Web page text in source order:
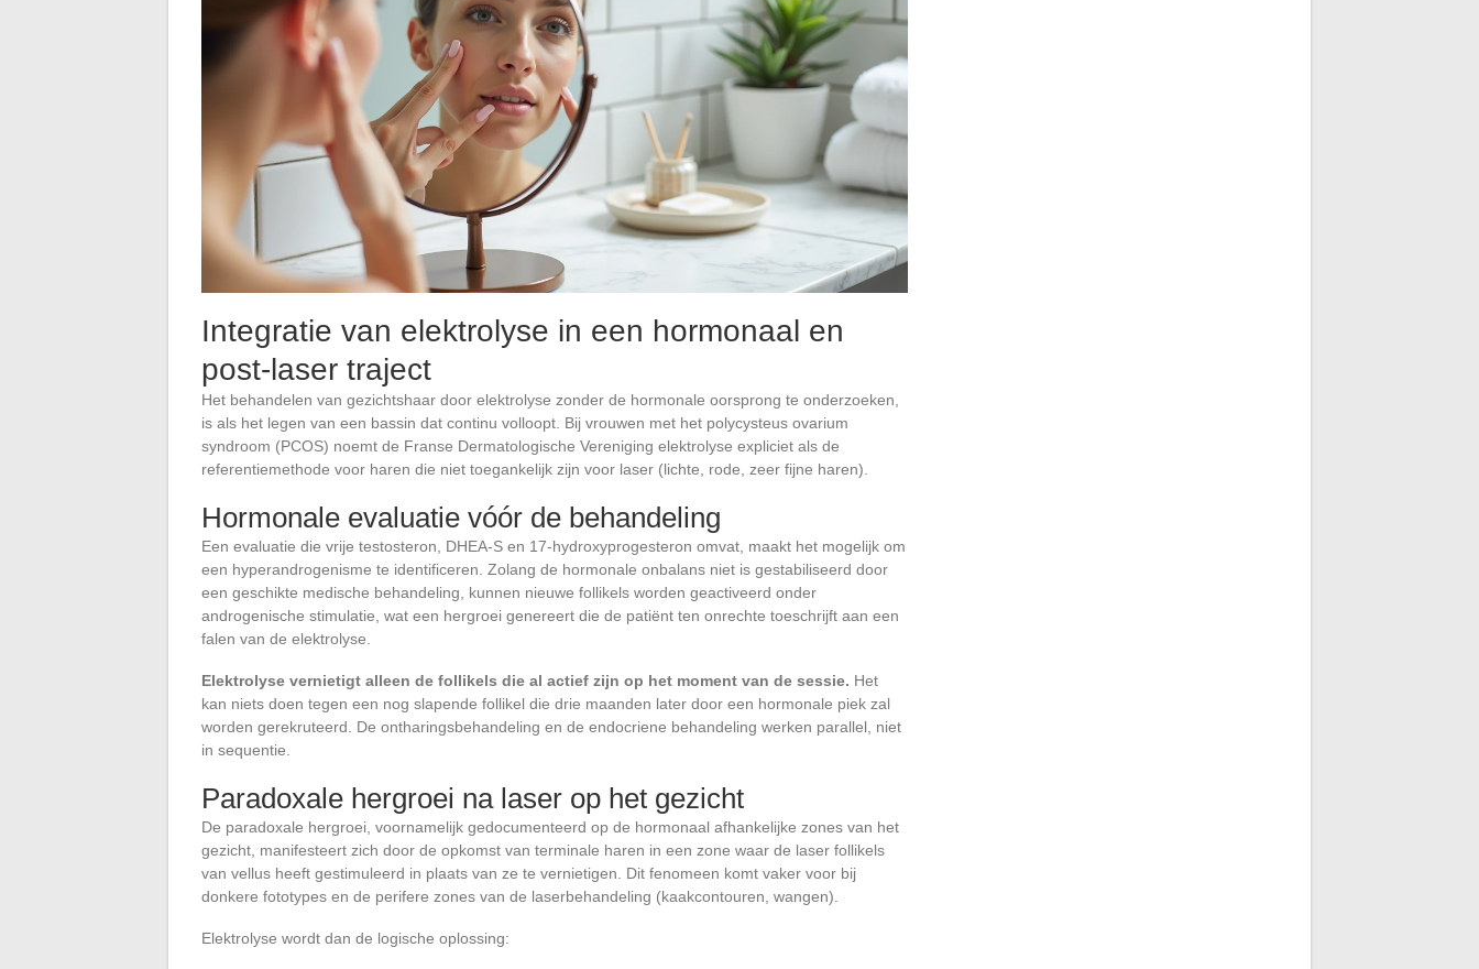
Integratie van elektrolyse in een hormonaal en
post-laser traject
Het behandelen van gezichtshaar door elektrolyse zonder de hormonale oorsprong te onderzoeken,
is als het legen van een bassin dat continu volloopt. Bij vrouwen met het polycysteus ovarium
syndroom (PCOS) noemt de Franse Dermatologische Vereniging elektrolyse expliciet als de
referentiemethode voor haren die niet toegankelijk zijn voor laser (lichte, rode, zeer fijne haren).
Hormonale evaluatie vóór de behandeling
Een evaluatie die vrije testosteron, DHEA-S en 17-hydroxyprogesteron omvat, maakt het mogelijk om
een hyperandrogenisme te identificeren. Zolang de hormonale onbalans niet is gestabiliseerd door
een geschikte medische behandeling, kunnen nieuwe follikels worden geactiveerd onder
androgenische stimulatie, wat een hergroei genereert die de patiënt ten onrechte toeschrijft aan een
falen van de elektrolyse.
Elektrolyse vernietigt alleen de follikels die al actief zijn op het moment van de sessie. Het
kan niets doen tegen een nog slapende follikel die drie maanden later door een hormonale piek zal
worden gerekruteerd. De ontharingsbehandeling en de endocriene behandeling werken parallel, niet
in sequentie.
Paradoxale hergroei na laser op het gezicht
De paradoxale hergroei, voornamelijk gedocumenteerd op de hormonaal afhankelijke zones van het
gezicht, manifesteert zich door de opkomst van terminale haren in een zone waar de laser follikels
van vellus heeft gestimuleerd in plaats van ze te vernietigen. Dit fenomeen komt vaker voor bij
donkere fototypes en de perifere zones van de laserbehandeling (kaakcontouren, wangen).
Elektrolyse wordt dan de logische oplossing: